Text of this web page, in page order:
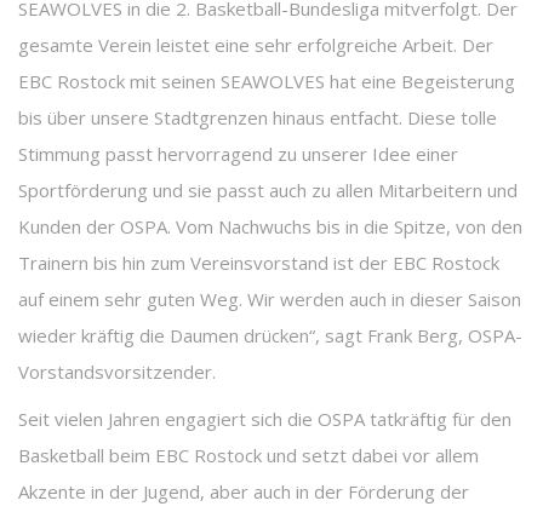
SEAWOLVES in die 2. Basketball-Bundesliga mitverfolgt. Der
gesamte Verein leistet eine sehr erfolgreiche Arbeit. Der
EBC Rostock mit seinen SEAWOLVES hat eine Begeisterung
bis über unsere Stadtgrenzen hinaus entfacht. Diese tolle
Stimmung passt hervorragend zu unserer Idee einer
Sportförderung und sie passt auch zu allen Mitarbeitern und
Kunden der OSPA. Vom Nachwuchs bis in die Spitze, von den
Trainern bis hin zum Vereinsvorstand ist der EBC Rostock
auf einem sehr guten Weg. Wir werden auch in dieser Saison
wieder kräftig die Daumen drücken“, sagt Frank Berg, OSPA-
Vorstandsvorsitzender.
Seit vielen Jahren engagiert sich die OSPA tatkräftig für den
Basketball beim EBC Rostock und setzt dabei vor allem
Akzente in der Jugend, aber auch in der Förderung der